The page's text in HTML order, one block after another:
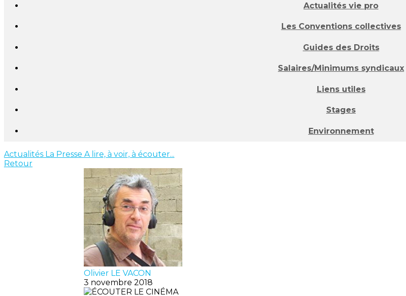
Actualités vie pro
Les Conventions collectives
Guides des Droits
Salaires/Minimums syndicaux
Liens utiles
Stages
Environnement
Actualités La Presse A lire, à voir, à écouter...
Retour
Olivier LE VACON
3 novembre 2018